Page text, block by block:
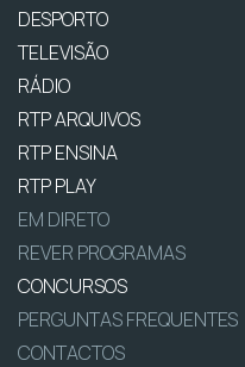
DESPORTO
TELEVISÃO
RÁDIO
RTP ARQUIVOS
RTP ENSINA
RTP PLAY
EM DIRETO
REVER PROGRAMAS
CONCURSOS
PERGUNTAS FREQUENTES
CONTACTOS